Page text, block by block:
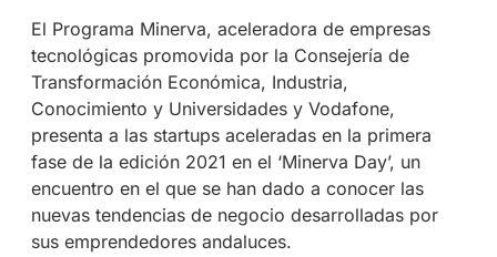
El Programa Minerva, aceleradora de empresas
tecnológicas promovida por la Consejería de
Transformación Económica, Industria,
Conocimiento y Universidades y Vodafone,
presenta a las startups aceleradas en la primera
fase de la edición 2021 en el ‘Minerva Day’, un
encuentro en el que se han dado a conocer las
nuevas tendencias de negocio desarrolladas por
sus emprendedores andaluces.